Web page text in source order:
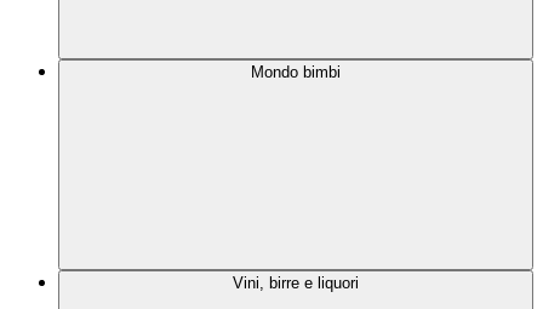
Mondo bimbi
Vini, birre e liquori